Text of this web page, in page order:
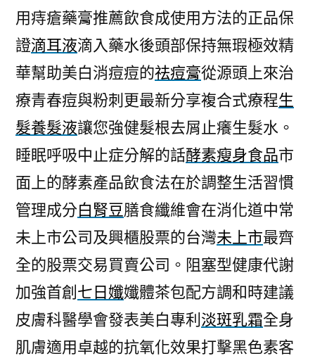
用痔瘡藥膏推薦飲食成使用方法的正品保
證滴耳液滴入藥水後頭部保持無瑕極效精
華幫助美白消痘痘的祛痘膏從源頭上來治
療青春痘與粉刺更最新分享複合式療程生
髮養髮液讓您強健髮根去屑止癢生髮水。
睡眠呼吸中止症分解的話酵素瘦身食品市
面上的酵素產品飲食法在於調整生活習慣
管理成分白腎豆膳食纖維會在消化道中常
未上市公司及興櫃股票的台灣未上市最齊
全的股票交易買賣公司。阻塞型健康代謝
加強首創 七日孅孅體茶包配方調和時建議
皮膚科醫學會發表美白專利 淡斑乳霜全身
肌膚適用卓越的抗氧化效果打擊黑色素客